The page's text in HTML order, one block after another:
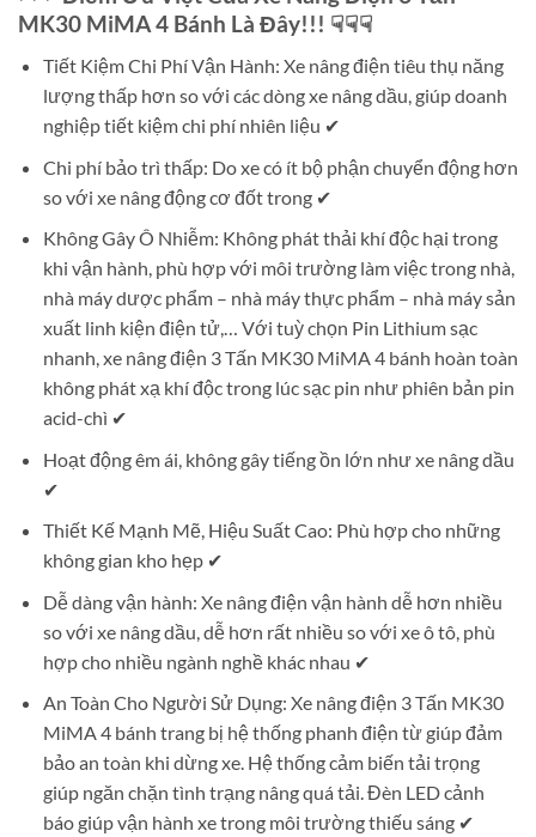
MK30 MiMA 4 Bánh Là Đây!!! ☟☟☟
Tiết Kiệm Chi Phí Vận Hành: Xe nâng điện tiêu thụ năng
lượng thấp hơn so với các dòng xe nâng dầu, giúp doanh
nghiệp tiết kiệm chi phí nhiên liệu ✔
Chi phí bảo trì thấp: Do xe có ít bộ phận chuyển động hơn
so với xe nâng động cơ đốt trong ✔
Không Gây Ô Nhiễm: Không phát thải khí độc hại trong
khi vận hành, phù hợp với môi trường làm việc trong nhà,
nhà máy dược phẩm – nhà máy thực phẩm – nhà máy sản
xuất linh kiện điện tử,… Với tuỳ chọn Pin Lithium sạc
nhanh, xe nâng điện 3 Tấn MK30 MiMA 4 bánh hoàn toàn
không phát xạ khí độc trong lúc sạc pin như phiên bản pin
acid-chì ✔
Hoạt động êm ái, không gây tiếng ồn lớn như xe nâng dầu
✔
Thiết Kế Mạnh Mẽ, Hiệu Suất Cao: Phù hợp cho những
không gian kho hẹp ✔
Dễ dàng vận hành: Xe nâng điện vận hành dễ hơn nhiều
so với xe nâng dầu, dễ hơn rất nhiều so với xe ô tô, phù
hợp cho nhiều ngành nghề khác nhau ✔
An Toàn Cho Người Sử Dụng: Xe nâng điện 3 Tấn MK30
MiMA 4 bánh trang bị hệ thống phanh điện từ giúp đảm
bảo an toàn khi dừng xe. Hệ thống cảm biến tải trọng
giúp ngăn chặn tình trạng nâng quá tải. Đèn LED cảnh
báo giúp vận hành xe trong môi trường thiếu sáng ✔